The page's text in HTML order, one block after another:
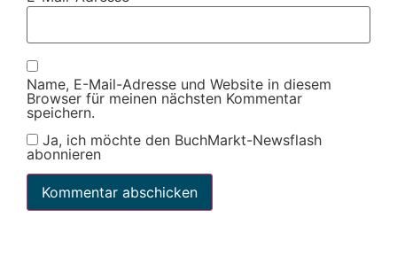
Name, E-Mail-Adresse und Website in diesem
Browser für meinen nächsten Kommentar
speichern.
Ja, ich möchte den BuchMarkt-Newsflash
abonnieren